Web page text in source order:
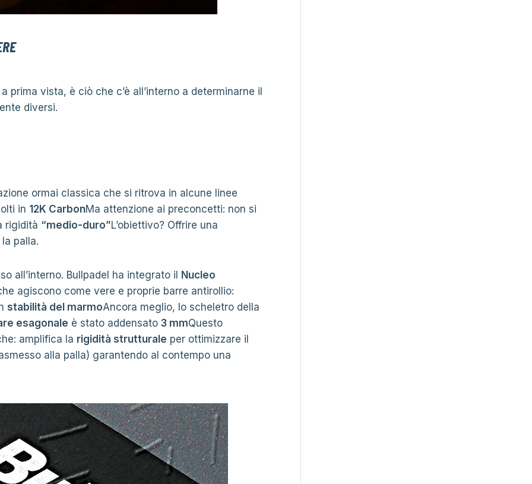
vista, è ciò che c’è all’interno a determinarne il
diversi.
ormai classica che si ritrova in alcune linee
in 12K CarbonMa attenzione ai preconcetti: non si
rigidità “medio-duro”L’obiettivo? Offrire una
palla.
all’interno. Bullpadel ha integrato il
Nucleo
agiscono come vere e proprie barre antirollio:
stabilità del marmoAncora meglio, lo scheletro della
esagonale è stato addensato 3 mmQuesto
amplifica la rigidità strutturale per ottimizzare il
alla palla) garantendo al contempo una